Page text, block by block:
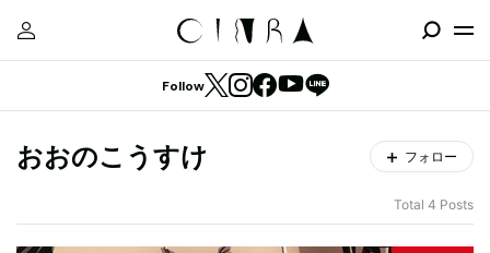
Follow
おおのこうすけ フォロー
Total 4 Posts